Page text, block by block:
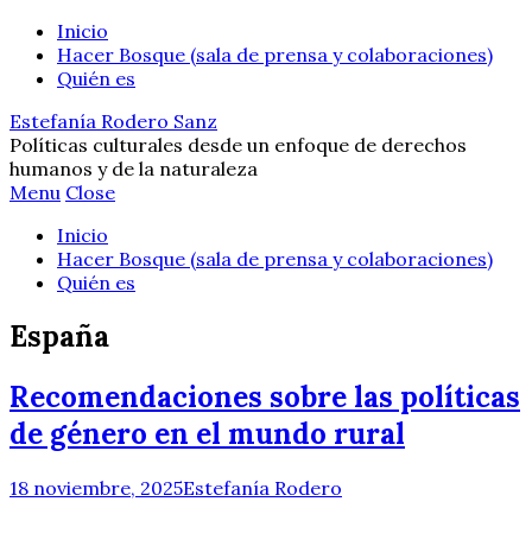
Inicio
Hacer Bosque (sala de prensa y colaboraciones)
Quién es
Estefanía Rodero Sanz
Políticas culturales desde un enfoque de derechos
humanos y de la naturaleza
Menu Close
Inicio
Hacer Bosque (sala de prensa y colaboraciones)
Quién es
España
Recomendaciones sobre las políticas
de género en el mundo rural
18 noviembre, 2025Estefanía Rodero